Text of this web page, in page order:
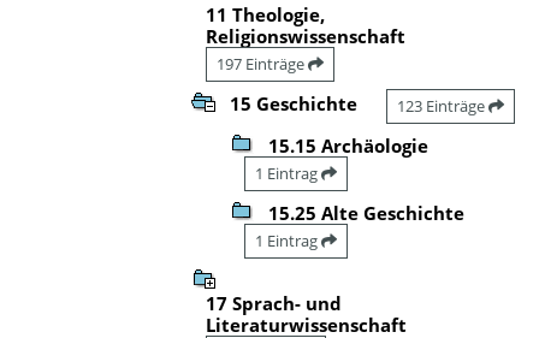
11 Theologie,
Religionswissenschaft
197 Einträge
15 Geschichte 123 Einträge
15.15 Archäologie
1 Eintrag
15.25 Alte Geschichte
1 Eintrag
17 Sprach- und
Literaturwissenschaft